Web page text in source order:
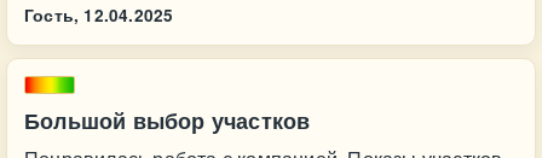
Гость, 12.04.2025
Большой выбор участков